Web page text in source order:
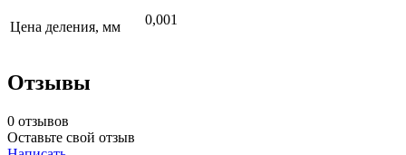
Цена деления, мм 0,001
Отзывы
0 отзывов
Оставьте свой отзыв